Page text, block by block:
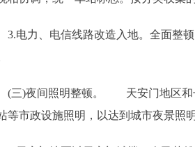
力、电信线路改造入地。全面整顿
)夜间照明整顿。 天安门地区和长
等市政设施照明，以达到城市夜景照